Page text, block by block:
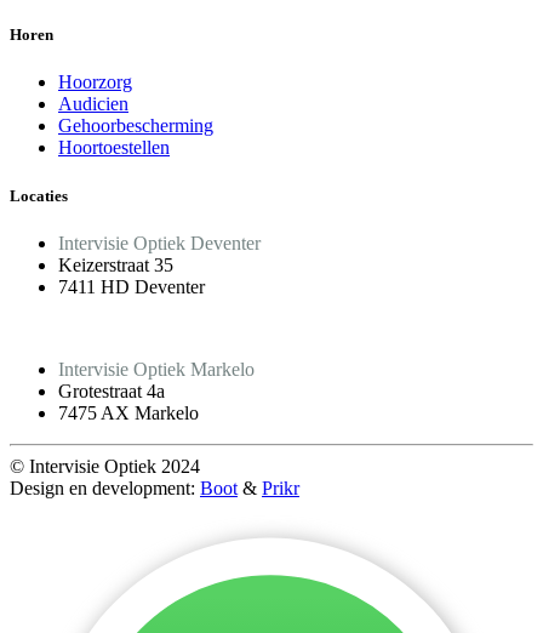
Horen
Hoorzorg
Audicien
Gehoorbescherming
Hoortoestellen
Locaties
Intervisie Optiek Deventer
Keizerstraat 35
7411 HD Deventer
Intervisie Optiek Markelo
Grotestraat 4a
7475 AX Markelo
© Intervisie Optiek 2024
Design en development: Boot & Prikr